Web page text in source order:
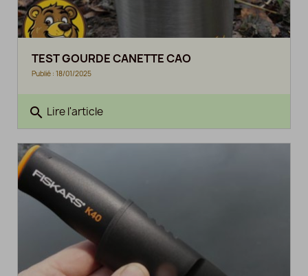
TEST GOURDE CANETTE CAO
Publié : 18/01/2025
search Lire l'article